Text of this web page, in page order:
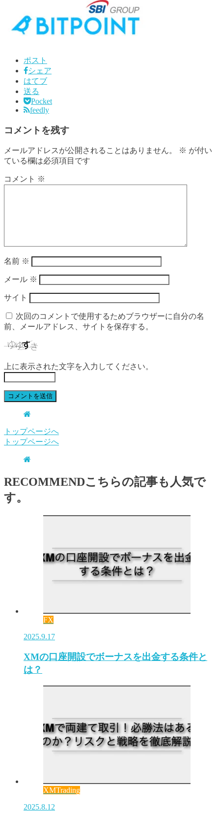
ポスト
シェア
はてブ
送る
Pocket
feedly
コメントを残す
メールアドレスが公開されることはありません。 ※ が付い
ている欄は必須項目です
コメント ※
名前 ※
メール ※
サイト
次回のコメントで使用するためブラウザーに自分の名
前、メールアドレス、サイトを保存する。
上に表示された文字を入力してください。
トップページへ
トップページへ
RECOMMENDこちらの記事も人気で
す。
FX
2025.9.17
XMの口座開設でボーナスを出金する条件と
は？
XMTrading
2025.8.12